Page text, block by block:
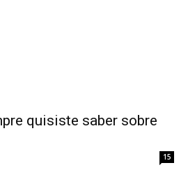
quisiste saber sobre
15